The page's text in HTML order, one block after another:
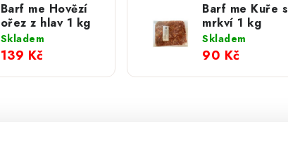
Barf me Hovězí
ořez z hlav 1 kg
Skladem
139 Kč
Barf me Kuře s
mrkví 1 kg
Skladem
90 Kč